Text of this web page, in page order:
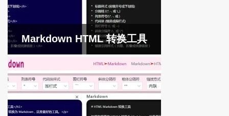
Markdown HTML 转换工具